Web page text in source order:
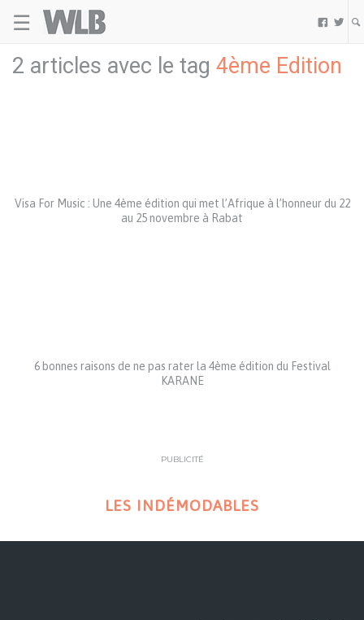
☰  
2 articles avec le tag 4ème Edition
Visa For Music : Une 4ème édition qui met l’Afrique à l’honneur du 22
au 25 novembre à Rabat
6 bonnes raisons de ne pas rater la 4ème édition du Festival
KARANE
PUBLICITÉ
LES INDÉMODABLES